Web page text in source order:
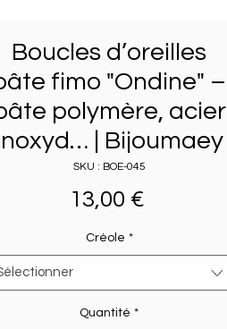
Boucles d’oreilles
fimo "Ondine" –
polymère, acier
| Bijoumaey
SKU : BOE-045
13,00 €Prix
Créole *
Quantité *